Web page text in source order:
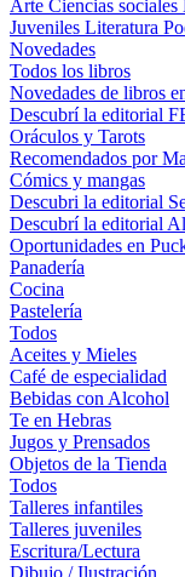
Arte Ciencias sociales
Juveniles Literatura
Novedades
Todos los libros
Novedades de libros
Descubrí la editorial
Oráculos y Tarots
Recomendados por
Cómics y mangas
Descubri la editorial
Descubrí la editorial
Oportunidades en
Panadería
Cocina
Pastelería
Todos
Aceites y Mieles
Café de especialidad
Bebidas con Alcohol
Te en Hebras
Jugos y Prensados
Objetos de la Tienda
Todos
Talleres infantiles
Talleres juveniles
Escritura/Lectura
Dibujo / Ilustración